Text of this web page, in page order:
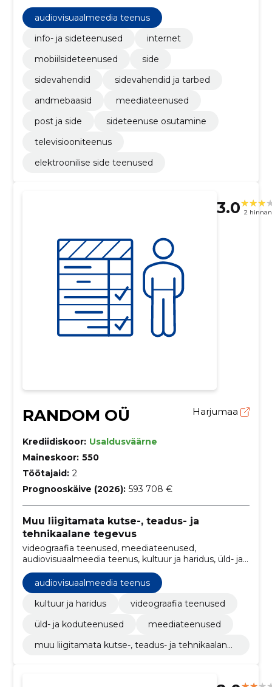
andmeedastusteenused
audiovisuaalmeedia teenus
info- ja sideteenused
internet
mobiilsideteenused
side
sidevahendid
sidevahendid ja tarbed
andmebaasid
meediateenused
post ja side
sideteenuse osutamine
televisiooniteenus
elektroonilise side teenused
3.0 2
RANDOM OÜ Harjumaa
Krediidiskoor: Usaldusväärne
Maineskoor: 550
Töötajaid: 2
Prognooskäive (2026): 593 708 €
Muu liigitamata kutse-, teadus- ja
tehnikaalane tegevus
videograafia teenused, meediateenused,
audiovisuaalmeedia teenus, kultuur ja haridus, üld- ja
koduteenused
audiovisuaalmeedia teenus
kultuur ja haridus
videograafia teenused
üld- ja koduteenused
meediateenused
muu liigitamata kutse-, teadus- ja tehnikaalane